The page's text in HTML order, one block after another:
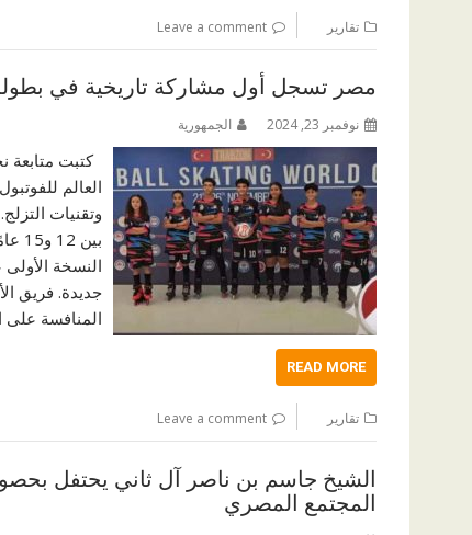
تقارير Leave a comment
مصر تسجل أول مشاركة تاريخية في بطولة
نوفمبر 23, 2024 الجمهورية
كتبت متابعة
العالم
وتقنيات
النسخة
جديدة. فريق
المنافسة
READ MORE
تقارير Leave a comment
الشيخ جاسم بن ناصر آل ثاني يحتفل
المجتمع المصري